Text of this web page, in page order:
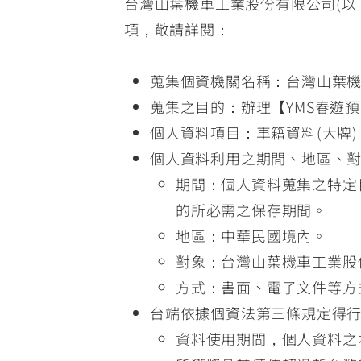
項，敬請詳閱：
蒐集個資機關名稱：台灣山葉
蒐集之目的：辦理【YMS春遊
個人資料項目：車籍資料(大牌
個人資料利用之期間、地區、
期間：個人資料蒐集之特
的所必需之保存期間。
地區：中華民國境內。
對象：台灣山葉機車工業
方式：書面、電子文件等
台端依據個資法第三條規定得
資料使用期間，個人資料